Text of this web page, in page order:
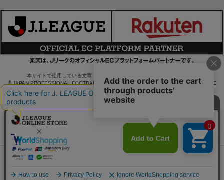
本サイトで使用している文章・画像等の無断での複製・転載を禁止します。
© JAPAN PROFESSIONAL FOOTBALL LEAGUE Rakuten Group, Inc. ALL RIGHTS RE
SERVED.